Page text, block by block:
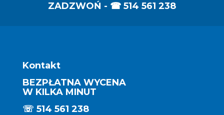
ZADZWOŃ - ☎ 514 561 238
Kontakt
BEZPŁATNA WYCENA
W KILKA MINUT
☏ 514 561 238